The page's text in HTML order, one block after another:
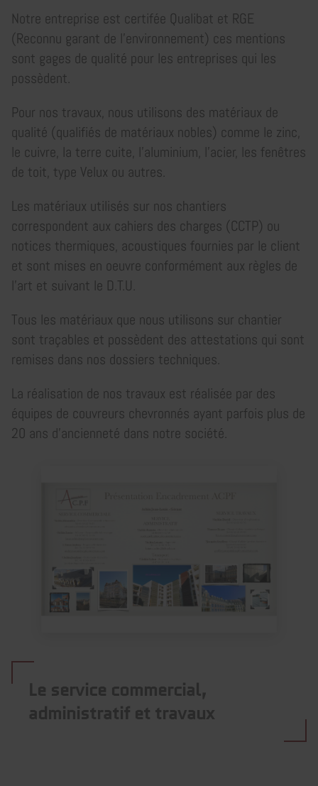
Notre entreprise est certifée Qualibat et RGE
(Reconnu garant de l'environnement) ces mentions
sont gages de qualité pour les entreprises qui les
possèdent.
Pour nos travaux, nous utilisons des matériaux de
qualité (qualifiés de matériaux nobles) comme le zinc,
le cuivre, la terre cuite, l'aluminium, l'acier, les fenêtres
de toit, type Velux ou autres.
Les matériaux utilisés sur nos chantiers
correspondent aux cahiers des charges (CCTP) ou
notices thermiques, acoustiques fournies par le client
et sont mises en oeuvre conformément aux règles de
l'art et suivant le D.T.U.
Tous les matériaux que nous utilisons sur chantier
sont traçables et possèdent des attestations qui sont
remises dans nos dossiers techniques.
La réalisation de nos travaux est réalisée par des
équipes de couvreurs chevronnés ayant parfois plus de
20 ans d'ancienneté dans notre société.
Le service commercial,
administratif et travaux